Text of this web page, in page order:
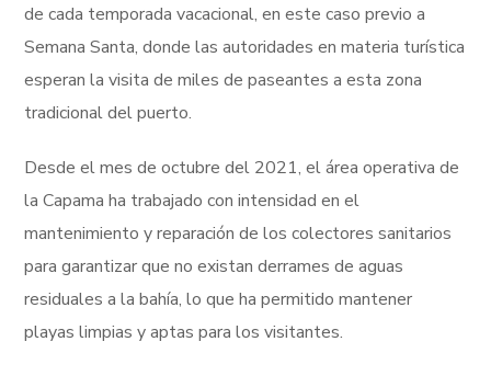
de cada temporada vacacional, en este caso previo a
Semana Santa, donde las autoridades en materia turística
esperan la visita de miles de paseantes a esta zona
tradicional del puerto.
Desde el mes de octubre del 2021, el área operativa de
la Capama ha trabajado con intensidad en el
mantenimiento y reparación de los colectores sanitarios
para garantizar que no existan derrames de aguas
residuales a la bahía, lo que ha permitido mantener
playas limpias y aptas para los visitantes.